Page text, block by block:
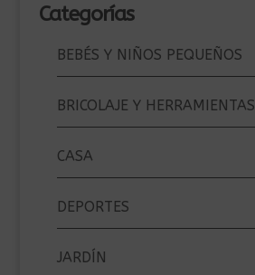
Categorías
BEBÉS Y NIÑOS PEQUEÑOS
BRICOLAJE Y HERRAMIENTAS
CASA
DEPORTES
JARDÍN